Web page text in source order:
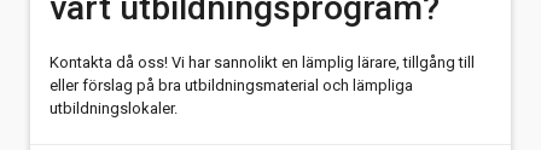
Kontakta då oss! Vi har sannolikt en lämplig lärare, tillgång till
eller förslag på bra utbildningsmaterial och lämpliga
utbildningslokaler.